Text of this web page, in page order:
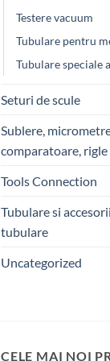
Testere vacuum
Tubulare pentru
Tubulare speciale
Seturi de scule
Sublere,
comparatoare, rigle
Tools Connection
Tubulare si
tubulare
Uncategorized
CELE MAI NOI